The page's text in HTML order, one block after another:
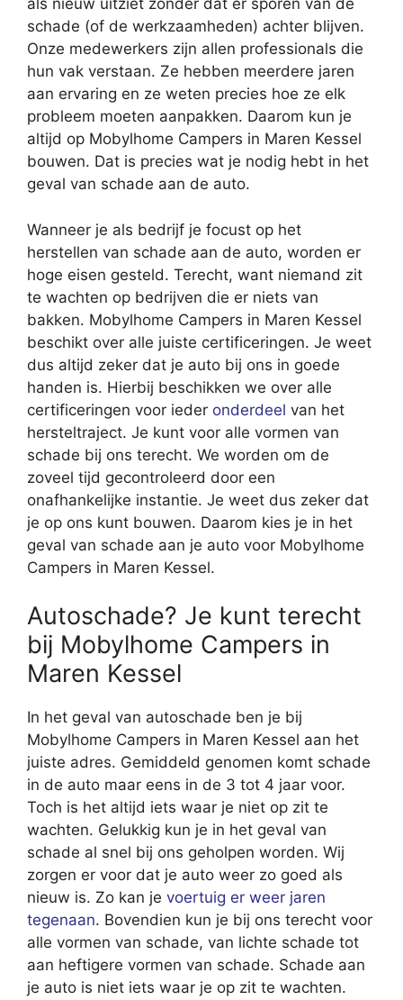
als nieuw uitziet zonder dat er sporen van de
schade (of de werkzaamheden) achter blijven.
Onze medewerkers zijn allen professionals die
hun vak verstaan. Ze hebben meerdere jaren
aan ervaring en ze weten precies hoe ze elk
probleem moeten aanpakken. Daarom kun je
altijd op Mobylhome Campers in Maren Kessel
bouwen. Dat is precies wat je nodig hebt in het
geval van schade aan de auto.
Wanneer je als bedrijf je focust op het
herstellen van schade aan de auto, worden er
hoge eisen gesteld. Terecht, want niemand zit
te wachten op bedrijven die er niets van
bakken. Mobylhome Campers in Maren Kessel
beschikt over alle juiste certificeringen. Je weet
dus altijd zeker dat je auto bij ons in goede
handen is. Hierbij beschikken we over alle
certificeringen voor ieder onderdeel van het
hersteltraject. Je kunt voor alle vormen van
schade bij ons terecht. We worden om de
zoveel tijd gecontroleerd door een
onafhankelijke instantie. Je weet dus zeker dat
je op ons kunt bouwen. Daarom kies je in het
geval van schade aan je auto voor Mobylhome
Campers in Maren Kessel.
Autoschade? Je kunt terecht
bij Mobylhome Campers in
Maren Kessel
In het geval van autoschade ben je bij
Mobylhome Campers in Maren Kessel aan het
juiste adres. Gemiddeld genomen komt schade
in de auto maar eens in de 3 tot 4 jaar voor.
Toch is het altijd iets waar je niet op zit te
wachten. Gelukkig kun je in het geval van
schade al snel bij ons geholpen worden. Wij
zorgen er voor dat je auto weer zo goed als
nieuw is. Zo kan je voertuig er weer jaren
tegenaan. Bovendien kun je bij ons terecht voor
alle vormen van schade, van lichte schade tot
aan heftigere vormen van schade. Schade aan
je auto is niet iets waar je op zit te wachten.